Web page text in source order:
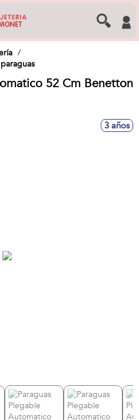
52 Cm Benetton
3 años